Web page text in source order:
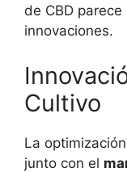
de CBD
innovaciones.
Cultivo
La
junto con el